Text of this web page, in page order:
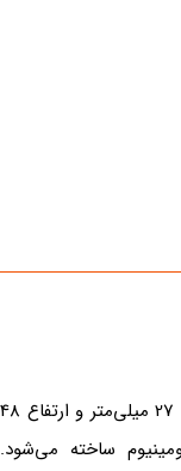
ریل مگنتی توکار بدون لبه با طول 3 متر و عرض 27 میلی‌متر و ارتفاع 48
ساخته می‌شود.